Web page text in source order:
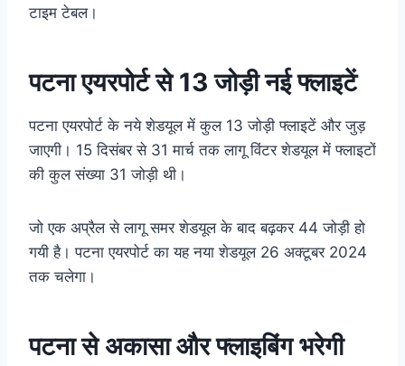
टाइम टेबल।
पटना एयरपोर्ट से 13 जोड़ी नई फ्लाइटें
पटना एयरपोर्ट के नये शेडयूल में कुल 13 जोड़ी फ्लाइटें और जुड़
जाएगी। 15 दिसंबर से 31 मार्च तक लागू विंटर शेडयूल में फ्लाइटों
की कुल संख्या 31 जोड़ी थी।
जो एक अप्रैल से लागू समर शेडयूल के बाद बढ़कर 44 जोड़ी हो
गयी है। पटना एयरपोर्ट का यह नया शेडयूल 26 अक्टूबर 2024
तक चलेगा।
पटना से अकासा और फ्लाइबिंग भरेगी